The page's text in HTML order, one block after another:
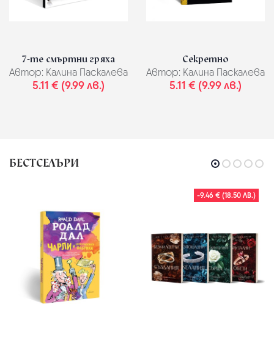
7-те смъртни гряха
Автор: Калина Паскалева
5.11 € (9.99 лв.)
Секретно
Автор: Калина Паскалева
5.11 € (9.99 лв.)
БЕСТСЕЛЪРИ
-9.46 € (18.50 ЛВ.)